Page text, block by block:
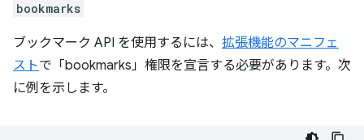
bookmarks
ブックマーク API を使用するには、 拡張機能のマニフェ
ストで「bookmarks」権限を宣言する必要があります。次
に例を示します。